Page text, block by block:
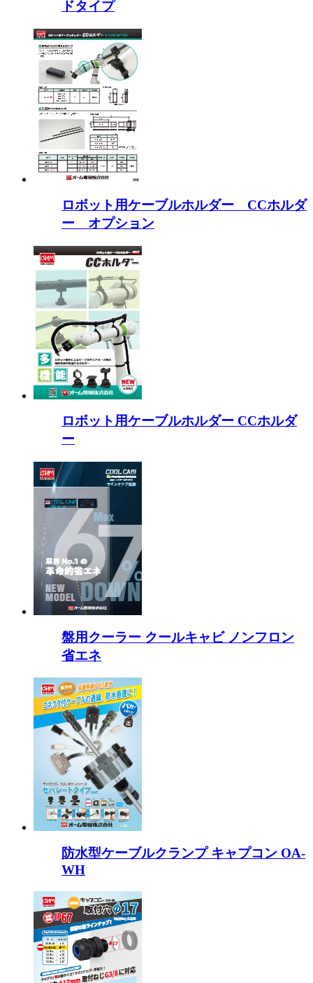
ドタイプ
ロボット用ケーブルホルダー CCホルダ
ー オプション
ロボット用ケーブルホルダー CCホルダ
ー
盤用クーラー クールキャビ ノンフロン
省エネ
防水型ケーブルクランプ キャプコン OA-
WH